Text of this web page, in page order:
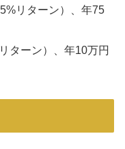
リターン）、年75
ターン）、年10万円